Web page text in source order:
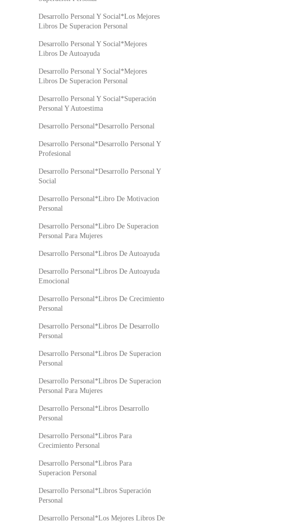
Desarrollo Personal Y Social*Los Mejores
Libros De Superacion Personal
Desarrollo Personal Y Social*Mejores
Libros De Autoayuda
Desarrollo Personal Y Social*Mejores
Libros De Superacion Personal
Desarrollo Personal Y Social*Superación
Personal Y Autoestima
Desarrollo Personal*Desarrollo Personal
Desarrollo Personal*Desarrollo Personal Y
Profesional
Desarrollo Personal*Desarrollo Personal Y
Social
Desarrollo Personal*Libro De Motivacion
Personal
Desarrollo Personal*Libro De Superacion
Personal Para Mujeres
Desarrollo Personal*Libros De Autoayuda
Desarrollo Personal*Libros De Autoayuda
Emocional
Desarrollo Personal*Libros De Crecimiento
Personal
Desarrollo Personal*Libros De Desarrollo
Personal
Desarrollo Personal*Libros De Superacion
Personal
Desarrollo Personal*Libros De Superacion
Personal Para Mujeres
Desarrollo Personal*Libros Desarrollo
Personal
Desarrollo Personal*Libros Para
Crecimiento Personal
Desarrollo Personal*Libros Para
Superacion Personal
Desarrollo Personal*Libros Superación
Personal
Desarrollo Personal*Los Mejores Libros De